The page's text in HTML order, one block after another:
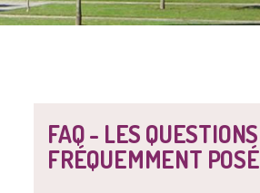
FAQ - LES QUESTIONS
FRÉQUEMMENT